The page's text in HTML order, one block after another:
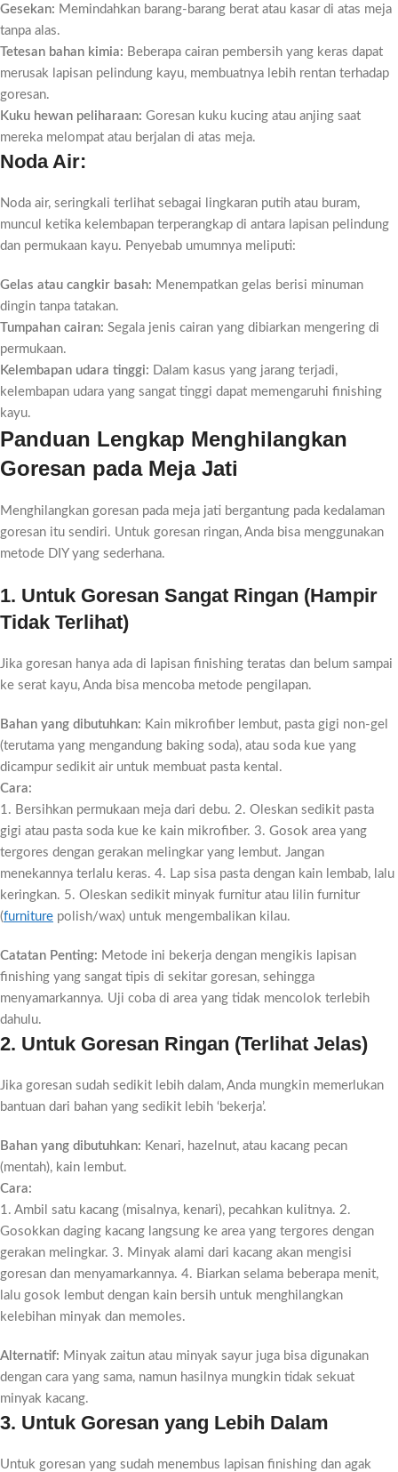
Gesekan: Memindahkan barang-barang berat atau kasar di atas meja
tanpa alas.
Tetesan bahan kimia: Beberapa cairan pembersih yang keras dapat
merusak lapisan pelindung kayu, membuatnya lebih rentan terhadap
goresan.
Kuku hewan peliharaan: Goresan kuku kucing atau anjing saat
mereka melompat atau berjalan di atas meja.
Noda Air:
Noda air, seringkali terlihat sebagai lingkaran putih atau buram,
muncul ketika kelembapan terperangkap di antara lapisan pelindung
dan permukaan kayu. Penyebab umumnya meliputi:
Gelas atau cangkir basah: Menempatkan gelas berisi minuman
dingin tanpa tatakan.
Tumpahan cairan: Segala jenis cairan yang dibiarkan mengering di
permukaan.
Kelembapan udara tinggi: Dalam kasus yang jarang terjadi,
kelembapan udara yang sangat tinggi dapat memengaruhi finishing
kayu.
Panduan Lengkap Menghilangkan
Goresan pada Meja Jati
Menghilangkan goresan pada meja jati bergantung pada kedalaman
goresan itu sendiri. Untuk goresan ringan, Anda bisa menggunakan
metode DIY yang sederhana.
1. Untuk Goresan Sangat Ringan (Hampir
Tidak Terlihat)
Jika goresan hanya ada di lapisan finishing teratas dan belum sampai
ke serat kayu, Anda bisa mencoba metode pengilapan.
Bahan yang dibutuhkan: Kain mikrofiber lembut, pasta gigi non-gel
(terutama yang mengandung baking soda), atau soda kue yang
dicampur sedikit air untuk membuat pasta kental.
Cara:
1. Bersihkan permukaan meja dari debu. 2. Oleskan sedikit pasta
gigi atau pasta soda kue ke kain mikrofiber. 3. Gosok area yang
tergores dengan gerakan melingkar yang lembut. Jangan
menekannya terlalu keras. 4. Lap sisa pasta dengan kain lembab, lalu
keringkan. 5. Oleskan sedikit minyak furnitur atau lilin furnitur
(furniture polish/wax) untuk mengembalikan kilau.
Catatan Penting: Metode ini bekerja dengan mengikis lapisan
finishing yang sangat tipis di sekitar goresan, sehingga
menyamarkannya. Uji coba di area yang tidak mencolok terlebih
dahulu.
2. Untuk Goresan Ringan (Terlihat Jelas)
Jika goresan sudah sedikit lebih dalam, Anda mungkin memerlukan
bantuan dari bahan yang sedikit lebih ‘bekerja’.
Bahan yang dibutuhkan: Kenari, hazelnut, atau kacang pecan
(mentah), kain lembut.
Cara:
1. Ambil satu kacang (misalnya, kenari), pecahkan kulitnya. 2.
Gosokkan daging kacang langsung ke area yang tergores dengan
gerakan melingkar. 3. Minyak alami dari kacang akan mengisi
goresan dan menyamarkannya. 4. Biarkan selama beberapa menit,
lalu gosok lembut dengan kain bersih untuk menghilangkan
kelebihan minyak dan memoles.
Alternatif: Minyak zaitun atau minyak sayur juga bisa digunakan
dengan cara yang sama, namun hasilnya mungkin tidak sekuat
minyak kacang.
3. Untuk Goresan yang Lebih Dalam
Untuk goresan yang sudah menembus lapisan finishing dan agak